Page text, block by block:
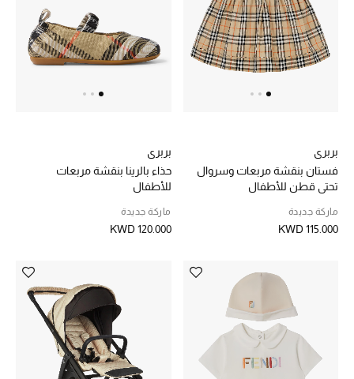
الحب للمحلي
الملابس الرياضية النسائية
هدايا للنساء
ركن الفخامة
جميع الأحذية النسائية
جميع الحقائب النسائية
جميع الإكسسورات النسائية
بربري
فستان بنقشة مربعات وسروال
تحتي قطن للأطفال
ماركة جديدة
KWD 115.000
بربري
حذاء بالرينا بنقشة مربعات
للأطفال
ماركة جديدة
KWD 120.000